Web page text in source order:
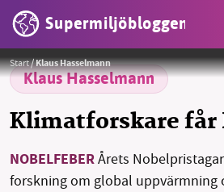
Supermiljöbloggen
OMRÅDEN
MILJÖFAKTA
OM OSS
Start/Klaus Hasselmann
Klaus Hasselmann
Klimatforskare får
NOBELFEBERÅrets
forskning om global uppvärmning